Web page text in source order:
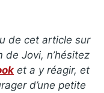
de cet article sur
de Jovi, n’hésitez
et a y réagir, et
d’une petite